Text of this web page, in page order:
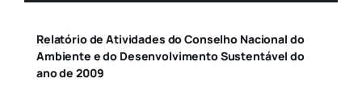
Relatório de Atividades do Conselho Nacional do
Ambiente e do Desenvolvimento Sustentável do
ano de 2009